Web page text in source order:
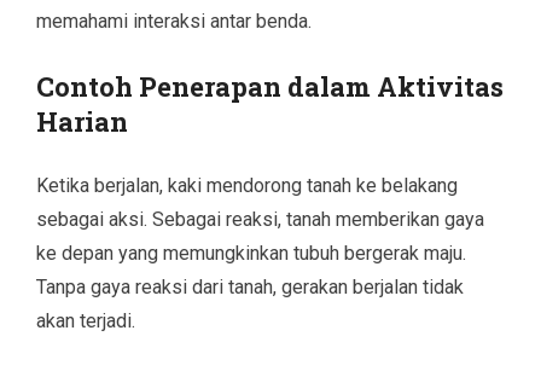
memahami interaksi antar benda.
Contoh Penerapan dalam Aktivitas
Harian
Ketika berjalan, kaki mendorong tanah ke belakang
sebagai aksi. Sebagai reaksi, tanah memberikan gaya
ke depan yang memungkinkan tubuh bergerak maju.
Tanpa gaya reaksi dari tanah, gerakan berjalan tidak
akan terjadi.